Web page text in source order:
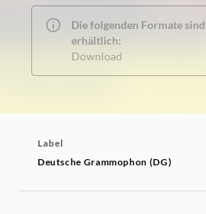
Die folgenden Formate
erhältlich:
Download
Label
Deutsche Grammophon (DG)